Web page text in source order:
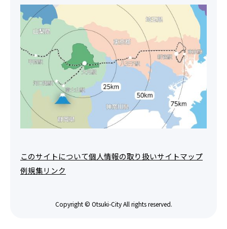
このサイトについて個人情報の取り扱いサイトマップ
例規集リンク
Copyright © Otsuki-City All rights reserved.